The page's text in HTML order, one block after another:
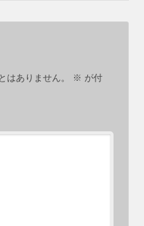
はありません。 ※ が付